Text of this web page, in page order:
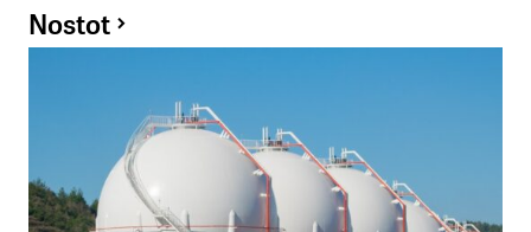
Nostot